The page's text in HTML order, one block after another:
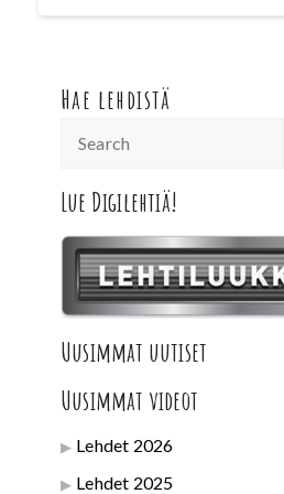
Hae lehdistä
Lue Digilehtiä!
Uusimmat uutiset
Uusimmat videot
Lehdet 2026
Lehdet 2025